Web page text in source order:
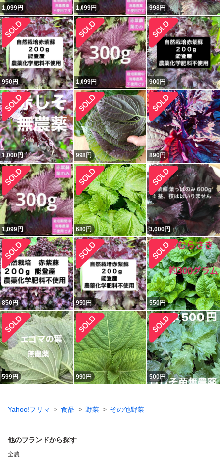
1,099円 1,099円 998円
950円 1,099円 900円
1,000円 998円 890円
1,099円 680円 3,000円
850円 950円 550円
599円 990円 500円
Yahoo!フリマ 食品 野菜 その他野菜
他のブランドから探す
全農